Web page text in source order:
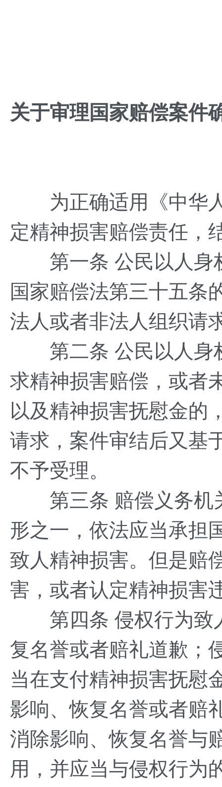
关于审理国家赔偿案件
为正确适用《中华人
定精神损害赔偿责任，
第一条 公民以人身
国家赔偿法第三十五条
法人或者非法人组织请
第二条 公民以人身
求精神损害赔偿，或者
以及精神损害抚慰金的
请求，案件审结后又基
不予受理。
第三条 赔偿义务机
形之一，依法应当承担
致人精神损害。但是赔
害，或者认定精神损害
第四条 侵权行为致
复名誉或者赔礼道歉；
当在支付精神损害抚慰
影响、恢复名誉或者赔
消除影响、恢复名誉与
用，并应当与侵权行为